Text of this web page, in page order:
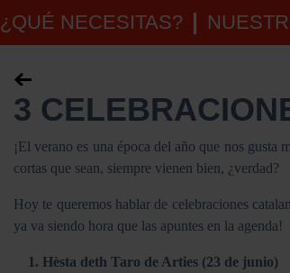
¿QUÉ NECESITAS?
3
¡El verano es una época del año que nos
cortas que sean, siempre vienen bien, ¿verdad?
Hoy te queremos hablar de celebraciones
ya va siendo hora que las apuntes en la agenda!
1. Hèsta deth Taro de Arties (23 de junio)